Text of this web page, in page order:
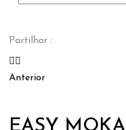
Partilhar :
Anterior